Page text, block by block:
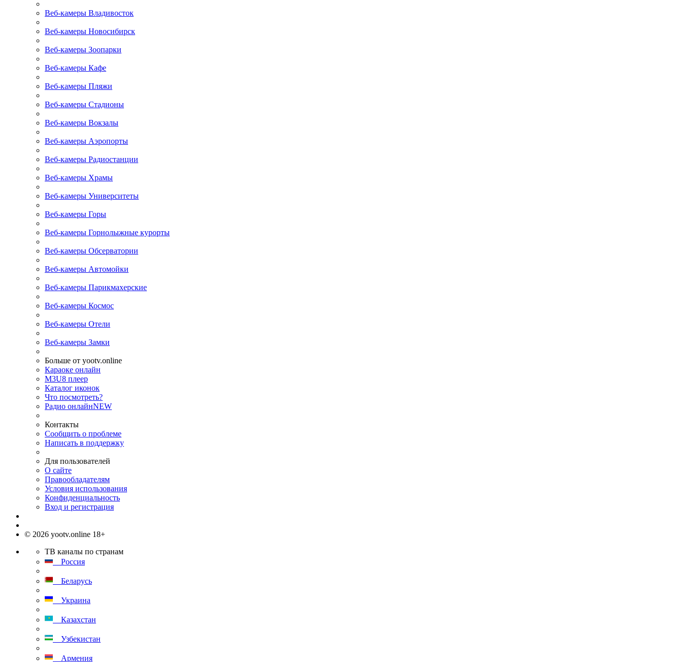
Веб-камеры Владивосток
Веб-камеры Новосибирск
Веб-камеры Зоопарки
Веб-камеры Кафе
Веб-камеры Пляжи
Веб-камеры Стадионы
Веб-камеры Вокзалы
Веб-камеры Аэропорты
Веб-камеры Радиостанции
Веб-камеры Храмы
Веб-камеры Университеты
Веб-камеры Горы
Веб-камеры Горнолыжные курорты
Веб-камеры Обсерватории
Веб-камеры Автомойки
Веб-камеры Парикмахерские
Веб-камеры Космос
Веб-камеры Отели
Веб-камеры Замки
Больше от yootv.online
Караоке онлайн
M3U8 плеер
Каталог иконок
Что посмотреть?
Радио онлайнNEW
Контакты
Сообщить о проблеме
Написать в поддержку
Для пользователей
О сайте
Правообладателям
Условия использования
Конфиденциальность
Вход и регистрация
© 2026 yootv.online 18+
ТВ каналы по странам
Россия
Беларусь
Украина
Казахстан
Узбекистан
Армения